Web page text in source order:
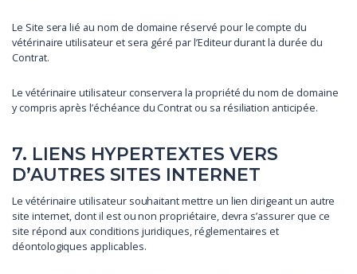
Le Site sera lié au nom de domaine réservé pour le compte du
vétérinaire utilisateur et sera géré par l’Editeur durant la durée du
Contrat.
Le vétérinaire utilisateur conservera la propriété du nom de domaine
y compris après l’échéance du Contrat ou sa résiliation anticipée.
7. LIENS HYPERTEXTES VERS
D’AUTRES SITES INTERNET
Le vétérinaire utilisateur souhaitant mettre un lien dirigeant un autre
site internet, dont il est ou non propriétaire, devra s’assurer que ce
site répond aux conditions juridiques, réglementaires et
déontologiques applicables.